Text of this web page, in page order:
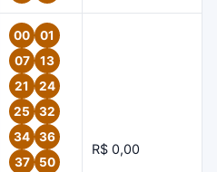
00
01
07
13
21
24
25
32
34
36
37
50
R$ 0,00